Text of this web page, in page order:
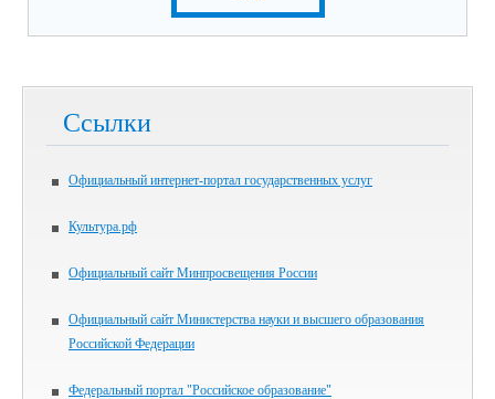
Ссылки
Официальный интернет-портал государственных услуг
Культура.рф
Официальный сайт Минпросвещения России
Официальный сайт Министерства науки и высшего образования
Российской Федерации
Федеральный портал "Российское образование"